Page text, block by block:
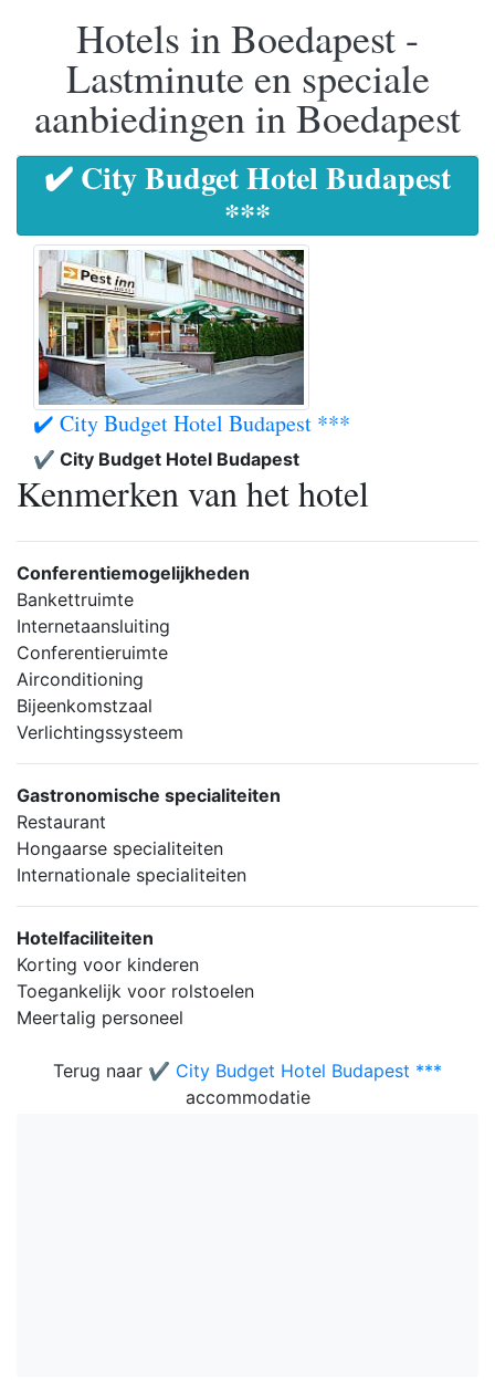
Hotels in Boedapest -
Lastminute en speciale
aanbiedingen in Boedapest
✔️ City Budget Hotel Budapest
***
✔️ City Budget Hotel Budapest ***
✔️ City Budget Hotel Budapest
Kenmerken van het hotel
Conferentiemogelijkheden
Bankettruimte
Internetaansluiting
Conferentieruimte
Airconditioning
Bijeenkomstzaal
Verlichtingssysteem
Gastronomische specialiteiten
Restaurant
Hongaarse specialiteiten
Internationale specialiteiten
Hotelfaciliteiten
Korting voor kinderen
Toegankelijk voor rolstoelen
Meertalig personeel
Terug naar ✔️ City Budget Hotel Budapest ***
accommodatie